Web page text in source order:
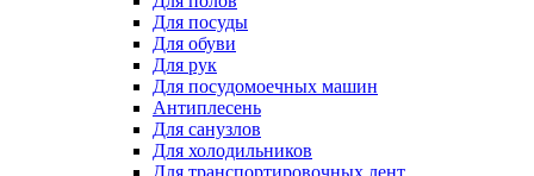
Для посуды
Для обуви
Для рук
Для посудомоечных машин
Антиплесень
Для санузлов
Для холодильников
Для транспортировочных лент